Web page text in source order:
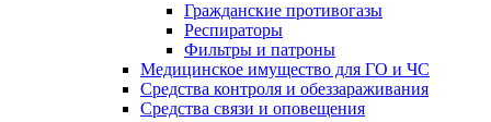
Гражданские противогазы
Респираторы
Фильтры и патроны
Медицинское имущество для ГО и ЧС
Средства контроля и обеззараживания
Средства связи и оповещения